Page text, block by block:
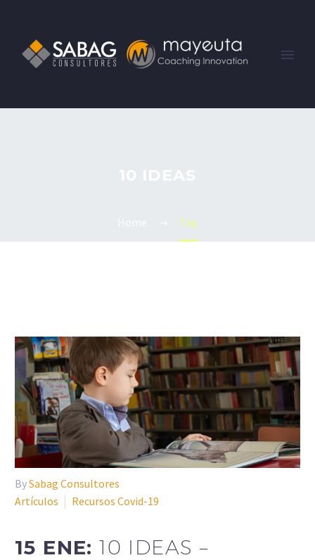
Tag
BySabag Consultores
Artículos
Recursos Covid-19
15 ENE:10 IDEAS –